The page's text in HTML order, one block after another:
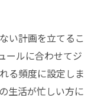
い計画を立てるこ
ールに合わせてジ
る頻度に設定しま
生活が忙しい方に